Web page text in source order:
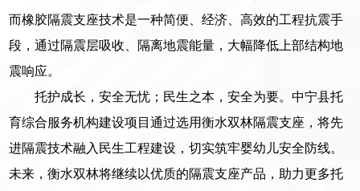
而橡胶隔震支座技术是一种简便、经济、高效的工程抗震手
段，通过隔震层吸收、隔离地震能量，大幅降低上部结构地
震响应。
托护成长，安全无忧；民生之本，安全为要。中宁县托
育综合服务机构建设项目通过选用衡水双林隔震支座，将先
进隔震技术融入民生工程建设，切实筑牢婴幼儿安全防线。
未来，衡水双林将继续以优质的隔震支座产品，助力更多托